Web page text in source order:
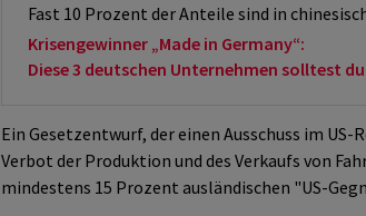
Fast 10 Prozent der Anteile sind in
Krisengewinner „Made in Germany“:
Diese 3 deutschen Unternehmen solltest
Ein Gesetzentwurf, der einen Ausschuss im
Verbot der Produktion und des Verkaufs von
mindestens 15 Prozent ausländischen "US-